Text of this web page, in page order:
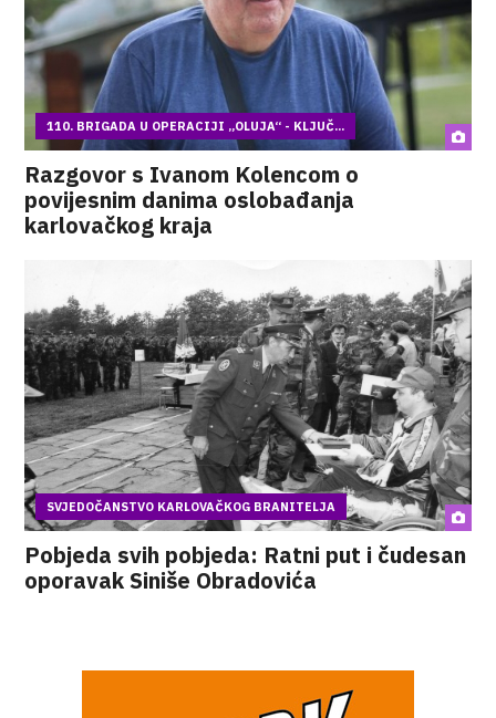
110. BRIGADA U OPERACIJI „OLUJA“ - KLJUČ...
Razgovor s Ivanom Kolencom o
povijesnim danima oslobađanja
karlovačkog kraja
SVJEDOČANSTVO KARLOVAČKOG BRANITELJA
Pobjeda svih pobjeda: Ratni put i čudesan
oporavak Siniše Obradovića